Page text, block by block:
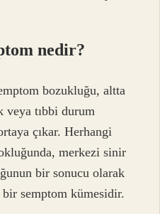
nedir?
bozukluğu, altta
veya tıbbi durum
çıkar. Herhangi
merkezi sinir
bir sonucu olarak
bir semptom kümesidir.